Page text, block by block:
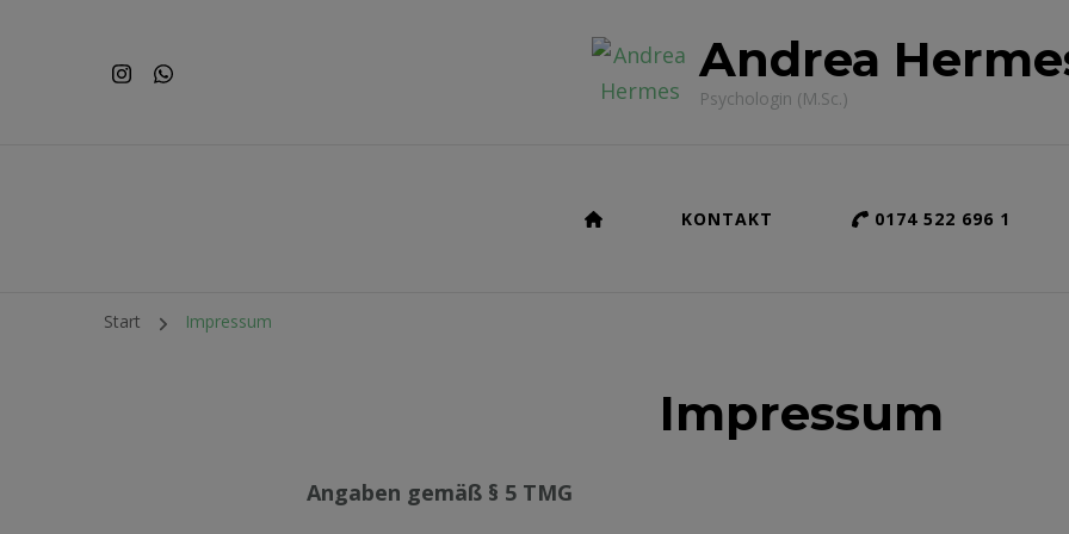
Andrea
Psychologin (M.Sc.)
KONTAKT 0174 522 696 1
Start Impressum
Impressum
An­ga­ben ge­mäß § 5 TMG